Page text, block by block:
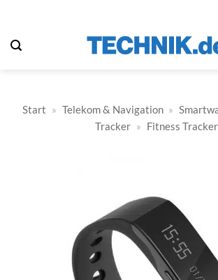
springen
Start » Telekom & Navigation »
Tracker » Fitness Tracker